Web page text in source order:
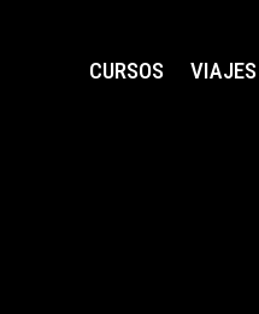
CURSOS VIAJES